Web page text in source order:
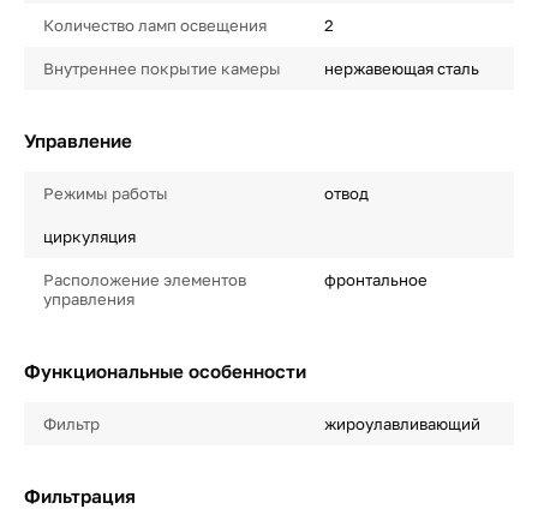
Количество ламп освещения 2
Внутреннее покрытие камеры нержавеющая сталь
Управление
Режимы работы отвод
циркуляция
Расположение элементов
управления
фронтальное
Функциональные особенности
Фильтр жироулавливающий
Фильтрация